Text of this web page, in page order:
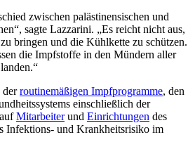
zwischen palästinensischen und
sagte Lazzarini. „Es reicht nicht aus,
bringen und die Kühlkette zu schützen.
die Impfstoffe in den Mündern aller
derroutinemäßigen Impfprogramme, den
einschließlich der
Mitarbeiterund Einrichtungen des
Infektions- und Krankheitsrisiko im